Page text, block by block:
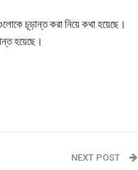
চূড়ান্ত করা নিয়ে কথা হয়েছে।
হয়েছে।
NEXT POST